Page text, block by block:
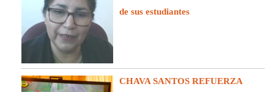
de sus estudiantes
CHAVA SANTOS REFUERZA